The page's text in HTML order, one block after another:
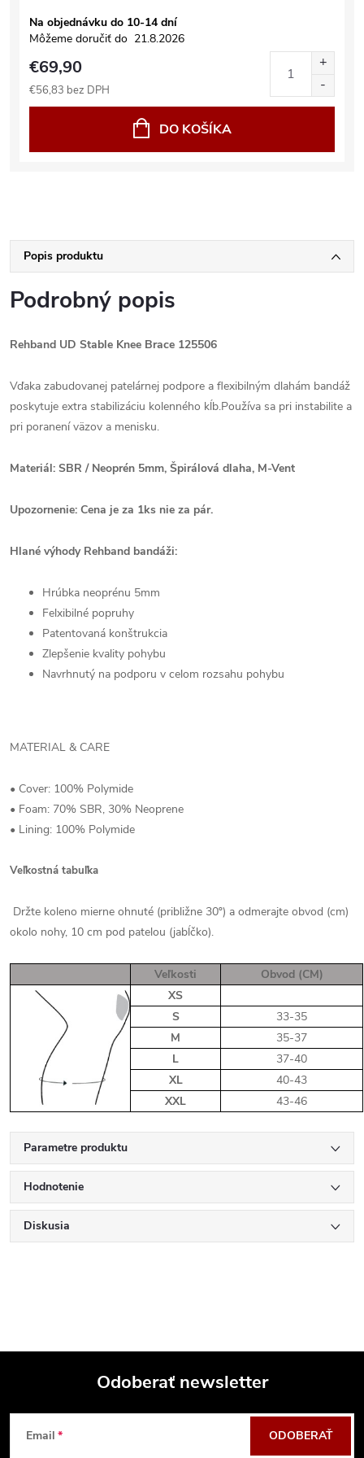
Na objednávku do 10-14 dní
Môžeme doručiť do 21.8.2026
€69,90
€56,83 bez DPH
DO KOŠÍKA
Popis produktu
Podrobný popis
Rehband UD Stable Knee Brace 125506
Vďaka zabudovanej patelárnej podpore a flexibilným dlahám bandáž
poskytuje extra stabilizáciu kolenného kĺb.Používa sa pri instabilite a
pri poranení väzov a menisku.
Materiál: SBR / Neoprén 5mm, Špirálová dlaha, M-Vent
Upozornenie: Cena je za 1ks nie za pár.
Hlané výhody Rehband bandáži:
Hrúbka neoprénu 5mm
Felxibilné popruhy
Patentovaná konštrukcia
Zlepšenie kvality pohybu
Navrhnutý na podporu v celom rozsahu pohybu
MATERIAL & CARE
• Cover: 100% Polymide
• Foam: 70% SBR, 30% Neoprene
• Lining: 100% Polymide
Veľkostná tabuľka
Držte koleno mierne ohnuté (približne 30º) a odmerajte obvod (cm)
okolo nohy, 10 cm pod patelou (jabĺčko).
Veľkosti
Obvod (CM)
XS
S
33-35
M
35-37
L
37-40
XL
40-43
XXL
43-46
Parametre produktu
Hodnotenie
Diskusia
Z
Odoberať newsletter
Email ODOBERAŤ